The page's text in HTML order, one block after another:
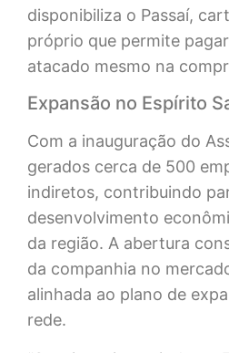
disponibiliza o Passaí,
próprio que permite
atacado mesmo na
Expansão no Espírito
Com a inauguração do
gerados cerca de 500
indiretos, contribuindo
desenvolvimento
da região. A abertura
da companhia no
alinhada ao plano de
rede.